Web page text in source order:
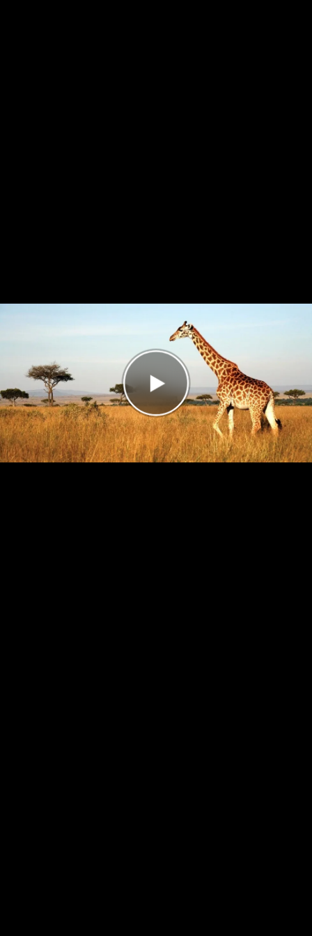
Antal rätt
Poäng 0
I highscorelistan hamnade du på plats1